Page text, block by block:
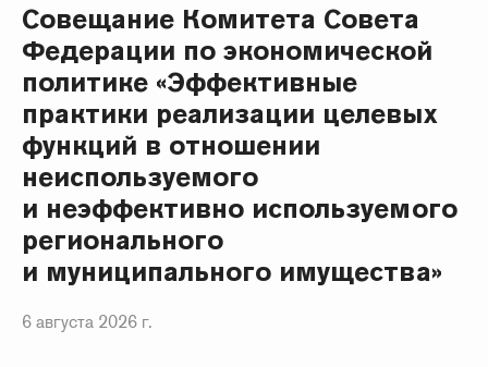
Совещание Комитета Совета
Федерации по экономической
политике «Эффективные
практики реализации целевых
функций в отношении
неиспользуемого
и неэффективно используемого
регионального
и муниципального имущества»
6 августа 2026 г.